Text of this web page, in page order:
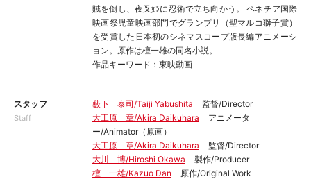
賊を倒し、夜叉姫に忍術で立ち向かう。 ベネチア国際
映画祭児童映画部門でグランプリ（聖マルコ獅子賞）
を受賞した日本初のシネマスコープ版長編アニメーシ
ョン。原作は檀一雄の同名小説。
作品キーワード：東映動画
スタッフ
Staff
藪下 泰司/Taiji Yabushita
監督/Director
大工原 章/Akira Daikuhara
アニメータ
ー/Animator（原画）
大工原 章/Akira Daikuhara
監督/Director
大川 博/Hiroshi Okawa
製作/Producer
檀 一雄/Kazuo Dan
原作/Original Work